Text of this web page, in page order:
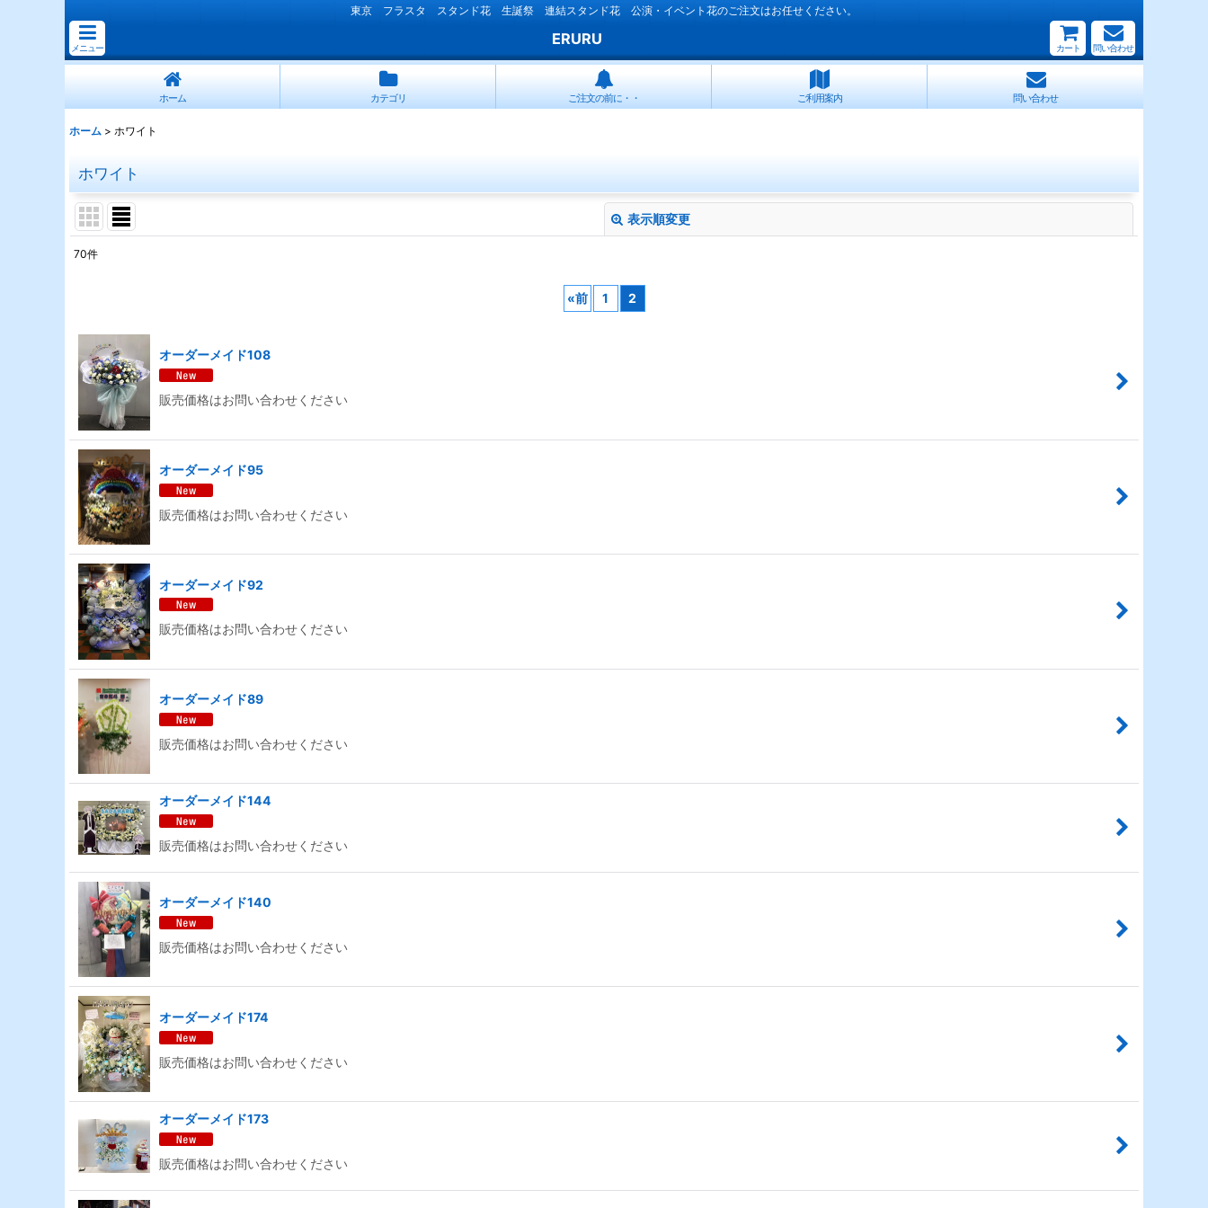
東京 フラスタ スタンド花 生誕祭 連結スタンド花 公演・イベント花のご注文はお任せください。
メニュー
ERURU
カート 問い合わせ
ホーム カテゴリ ご注文の前に・・ ご利用案内 問い合わせ
ホーム > ホワイト
ホワイト
表示順変更
70件
«前 1 2
オーダーメイド108
販売価格はお問い合わせください
オーダーメイド95
販売価格はお問い合わせください
オーダーメイド92
販売価格はお問い合わせください
オーダーメイド89
販売価格はお問い合わせください
オーダーメイド144
販売価格はお問い合わせください
オーダーメイド140
販売価格はお問い合わせください
オーダーメイド174
販売価格はお問い合わせください
オーダーメイド173
販売価格はお問い合わせください